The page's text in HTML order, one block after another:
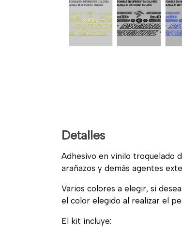
Detalles
Adhesivo en vinilo troquelado
arañazos y demás agentes
Varios colores a elegir, si
el color elegido al realizar el
El kit incluye: